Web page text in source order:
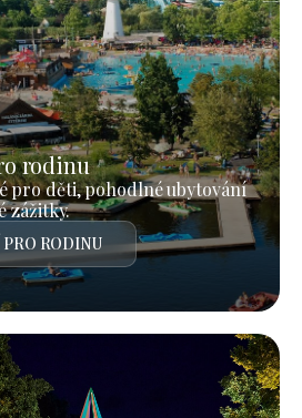
rodinu
pro děti, pohodlné ubytování
zážitky.
RODINU